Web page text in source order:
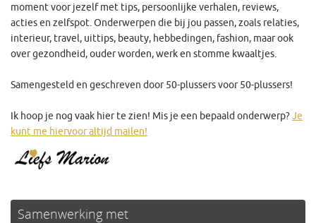
moment voor jezelf met tips, persoonlijke verhalen, reviews,
acties en zelfspot. Onderwerpen die bij jou passen, zoals relaties,
interieur, travel, uittips, beauty, hebbedingen, fashion, maar ook
over gezondheid, ouder worden, werk en stomme kwaaltjes.
Samengesteld en geschreven door 50-plussers voor 50-plussers!
Ik hoop je nog vaak hier te zien! Mis je een bepaald onderwerp?Je
kunt me hiervoor altijd mailen!
Samenwerking met